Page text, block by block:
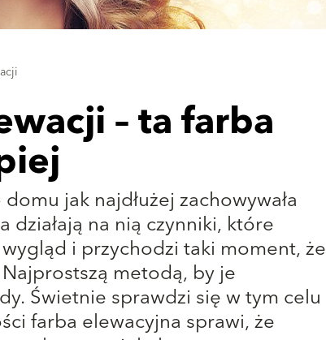
– ta farba
jak najdłużej zachowywała
na nią czynniki, które
i przychodzi taki moment, że
metodą, by je
Świetnie sprawdzi się w tym celu
farba elewacyjna sprawi, że